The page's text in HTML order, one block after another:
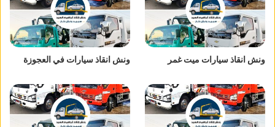
ونش انقاذ سيارات ميت غمر ونش انقاذ سيارات في العجوزة